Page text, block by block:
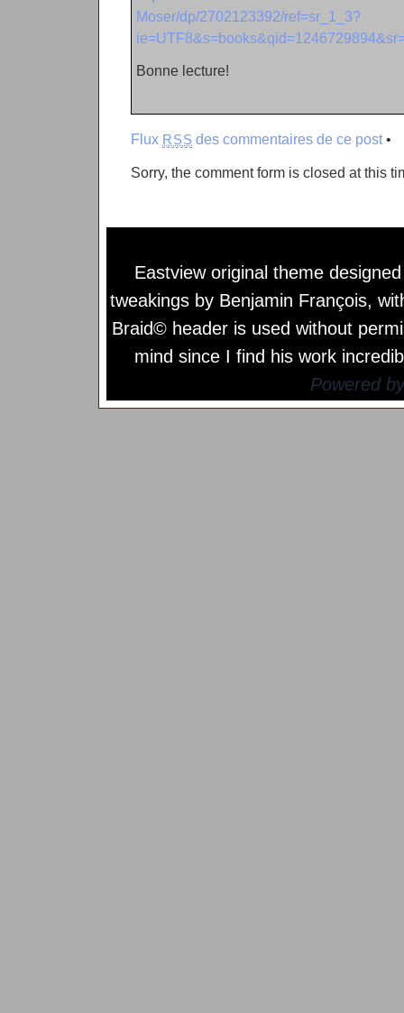
Moser/dp/2702123392/ref=sr_1_3?
Bonne lecture!
Flux RSS des commentaires de ce post•
Sorry, the comment form is closed at this
Eastview original theme
tweakings by Benjamin François,
Braid© header is used without
mind since I find his work
Powered